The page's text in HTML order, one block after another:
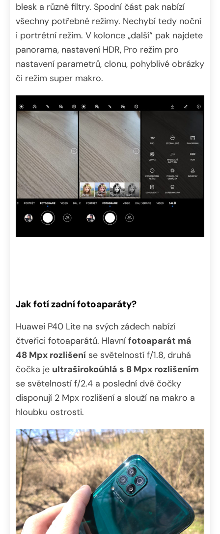
blesk a různé filtry. Spodní část pak nabízí
všechny potřebné režimy. Nechybí tedy noční
i portrétní režim. V kolonce „další“ pak najdete
panorama, nastavení HDR, Pro režim pro
nastavení parametrů, clonu, pohyblivé obrázky
či režim super makro.
Jak fotí zadní fotoaparáty?
Huawei P40 Lite na svých zádech nabízí
čtveřici fotoaparátů. Hlavní fotoaparát má
48 Mpx rozlišení se světelností f/1.8, druhá
čočka je ultraširokoúhlá s 8 Mpx rozlišením
se světelností f/2.4 a poslední dvě čočky
disponují 2 Mpx rozlišení a slouží na makro a
hloubku ostrosti.